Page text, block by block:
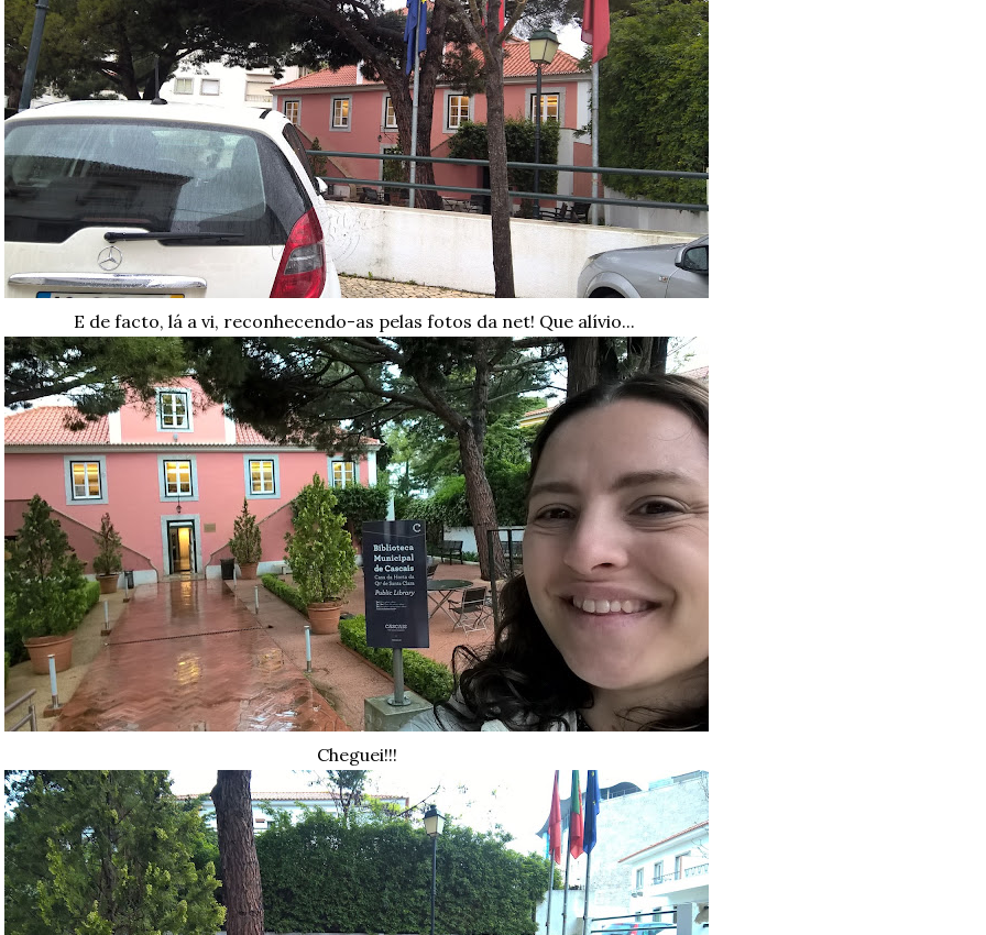
E de facto, lá a vi, reconhecendo-as pelas fotos da net! Que alívio...
Cheguei!!!